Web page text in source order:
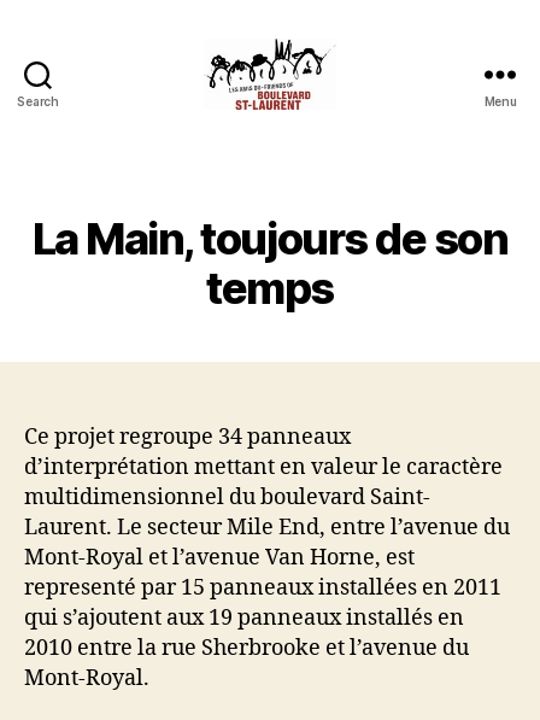
Search
Saint-
Laurent
Menu
La Main, toujours de son
temps
Ce projet regroupe 34 panneaux
d’interprétation mettant en valeur le caractère
multidimensionnel du boulevard Saint-
Laurent. Le secteur Mile End, entre l’avenue du
Mont-Royal et l’avenue Van Horne, est
representé par 15 panneaux installées en 2011
qui s’ajoutent aux 19 panneaux installés en
2010 entre la rue Sherbrooke et l’avenue du
Mont-Royal.